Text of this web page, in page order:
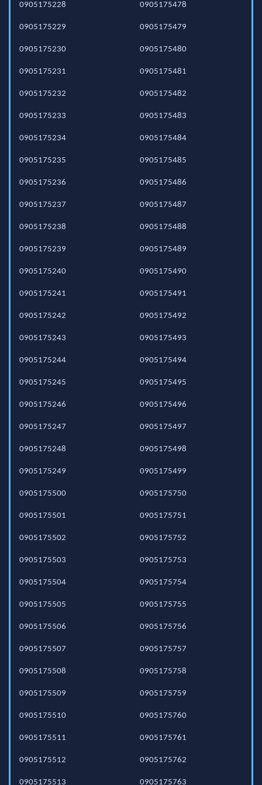
0905175228
0905175229
0905175230
0905175231
0905175232
0905175233
0905175234
0905175235
0905175236
0905175237
0905175238
0905175239
0905175240
0905175241
0905175242
0905175243
0905175244
0905175245
0905175246
0905175247
0905175248
0905175249
0905175478
0905175479
0905175480
0905175481
0905175482
0905175483
0905175484
0905175485
0905175486
0905175487
0905175488
0905175489
0905175490
0905175491
0905175492
0905175493
0905175494
0905175495
0905175496
0905175497
0905175498
0905175499
0905175500
0905175501
0905175502
0905175503
0905175504
0905175505
0905175506
0905175507
0905175508
0905175509
0905175510
0905175511
0905175512
0905175513
0905175750
0905175751
0905175752
0905175753
0905175754
0905175755
0905175756
0905175757
0905175758
0905175759
0905175760
0905175761
0905175762
0905175763